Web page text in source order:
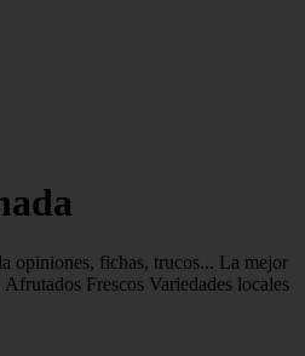
opiniones, fichas, trucos... La mejor
Frescos Variedades locales